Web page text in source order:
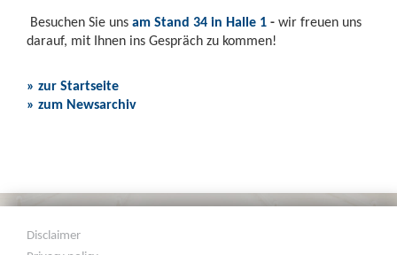
Besuchen Sie uns am Stand 34 in Halle 1 - wir freuen uns
darauf, mit Ihnen ins Gespräch zu kommen!
» zur Startseite
» zum Newsarchiv
Disclaimer